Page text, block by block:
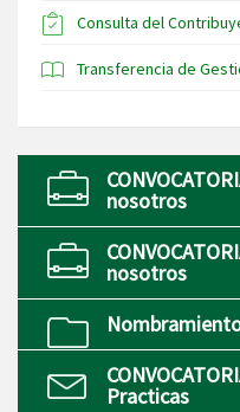
Consulta del
Transferencia de
nosotros
nosotros
Practicas